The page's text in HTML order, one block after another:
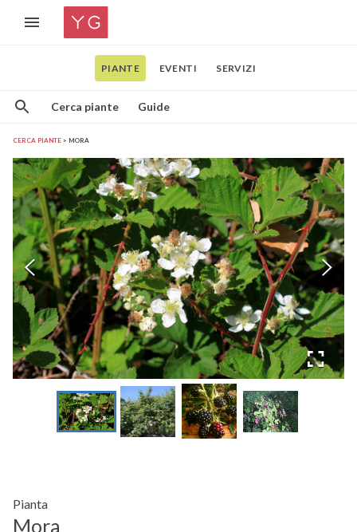
PIANTE EVENTI SERVIZI
Cerca piante Guide
CERCA PIANTE MORA
Pianta
Mora